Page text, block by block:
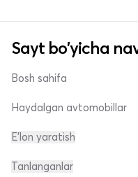
Sayt bo'yicha
Bosh sahifa
Haydalgan avtomobillar
E'lon yaratish
Tanlanganlar